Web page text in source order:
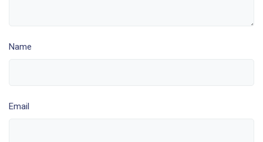
Name
Email